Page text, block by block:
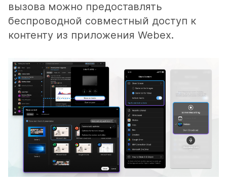
вызова можно предоставлять
беспроводной совместный доступ к
контенту из приложения Webex.